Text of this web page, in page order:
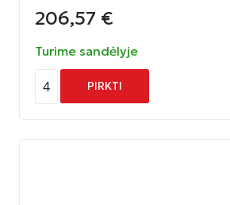
206,57 €
Turime sandėlyje
4 PIRKTI